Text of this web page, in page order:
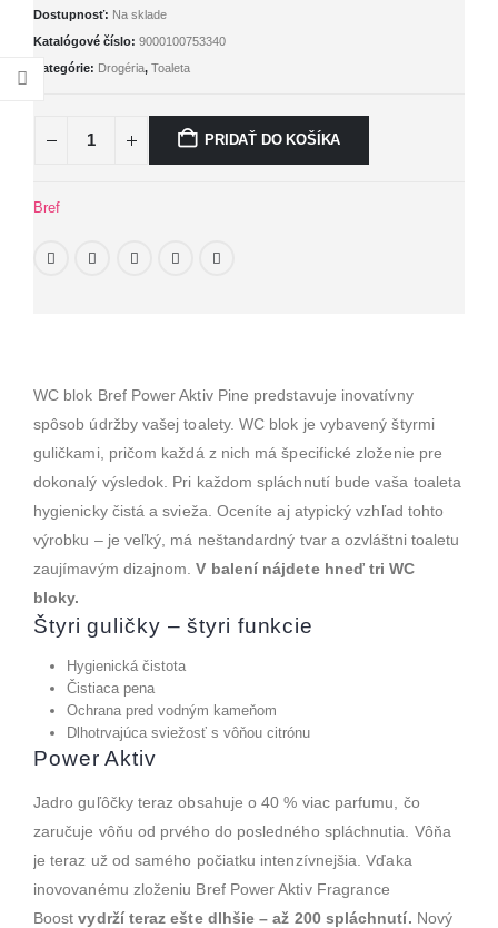
Dostupnosť: Na sklade
Katalógové číslo: 9000100753340
Kategórie: Drogéria, Toaleta
PRIDAŤ DO KOŠÍKA
Bref
WC blok Bref Power Aktiv Pine predstavuje inovatívny
spôsob údržby vašej toalety. WC blok je vybavený štyrmi
guličkami, pričom každá z nich má špecifické zloženie pre
dokonalý výsledok. Pri každom spláchnutí bude vaša toaleta
hygienicky čistá a svieža. Oceníte aj atypický vzhľad tohto
výrobku – je veľký, má neštandardný tvar a ozvláštni toaletu
zaujímavým dizajnom.V balení nájdete hneď tri WC
bloky.
Štyri guličky – štyri funkcie
Hygienická čistota
Čistiaca pena
Ochrana pred vodným kameňom
Dlhotrvajúca sviežosť s vôňou citrónu
Power Aktiv
Jadro guľôčky teraz obsahuje o 40 % viac parfumu, čo
zaručuje vôňu od prvého do posledného spláchnutia. Vôňa
je teraz už od samého počiatku intenzívnejšia. Vďaka
inovovanému zloženiu Bref Power Aktiv Fragrance
Boostvydrží teraz ešte dlhšie – až 200 spláchnutí. Nový